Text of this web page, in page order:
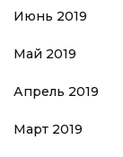
Июнь 2019
Май 2019
Апрель 2019
Март 2019